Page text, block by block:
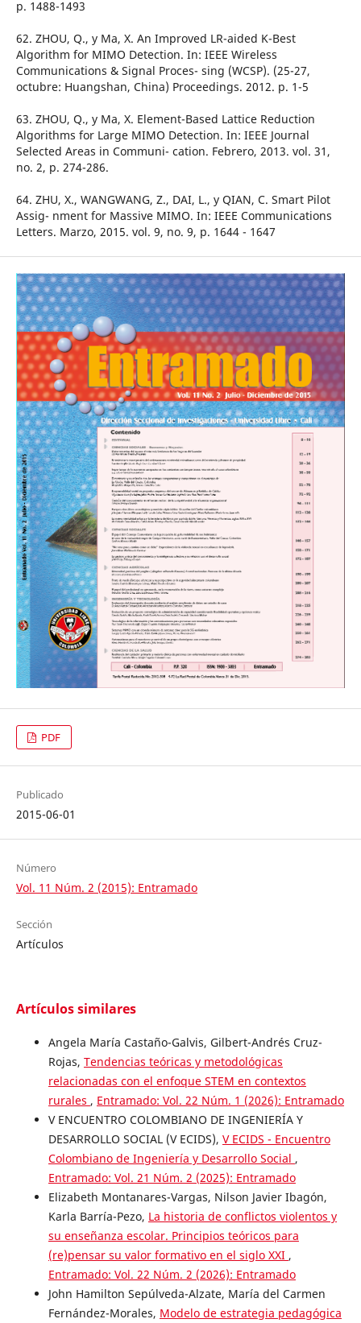
p. 1488-1493
62. ZHOU, Q., y Ma, X. An Improved LR-aided K-Best
Algorithm for MIMO Detection. In: IEEE Wireless
Communications & Signal Proces- sing (WCSP). (25-27,
octubre: Huangshan, China) Proceedings. 2012. p. 1-5
63. ZHOU, Q., y Ma, X. Element-Based Lattice Reduction
Algorithms for Large MIMO Detection. In: IEEE Journal
Selected Areas in Communi- cation. Febrero, 2013. vol. 31,
no. 2, p. 274-286.
64. ZHU, X., WANGWANG, Z., DAI, L., y QIAN, C. Smart Pilot
Assig- nment for Massive MIMO. In: IEEE Communications
Letters. Marzo, 2015. vol. 9, no. 9, p. 1644 - 1647
PDF
Publicado
2015-06-01
Número
Vol. 11 Núm. 2 (2015): Entramado
Sección
Artículos
Artículos similares
Angela María Castaño-Galvis, Gilbert-Andrés Cruz-
Rojas, Tendencias teóricas y metodológicas
relacionadas con el enfoque STEM en contextos
rurales , Entramado: Vol. 22 Núm. 1 (2026): Entramado
V ENCUENTRO COLOMBIANO DE INGENIERÍA Y
DESARROLLO SOCIAL (V ECIDS), V ECIDS - Encuentro
Colombiano de Ingeniería y Desarrollo Social ,
Entramado: Vol. 21 Núm. 2 (2025): Entramado
Elizabeth Montanares-Vargas, Nilson Javier Ibagón,
Karla Barría-Pezo, La historia de conflictos violentos y
su enseñanza escolar. Principios teóricos para
(re)pensar su valor formativo en el siglo XXI ,
Entramado: Vol. 22 Núm. 2 (2026): Entramado
John Hamilton Sepúlveda-Alzate, María del Carmen
Fernández-Morales, Modelo de estrategia pedagógica